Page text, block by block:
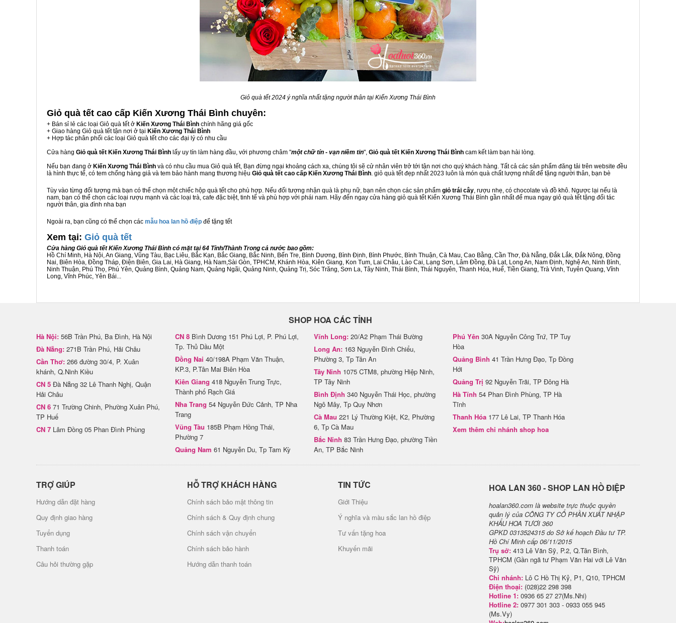
Giỏ quà tết 2024 ý nghĩa nhất tặng người thân tại Kiến Xương Thái Bình
Giỏ quà tết cao cấp Kiến Xương Thái Bình chuyên:
+ Bán sỉ lẻ các loại Giỏ quà tết ở Kiến Xương Thái Bình chính hãng giá gốc
+ Giao hàng Giỏ quà tết tận nơi ở tại Kiến Xương Thái Bình
+ Hợp tác phân phối các loại Giỏ quà tết cho các đại lý có nhu cầu
Cửa hàng Giỏ quà tết Kiến Xương Thái Bình lấy uy tín làm hàng đầu, với phương châm "một chữ tín - vạn niềm tin", Giỏ quà tết Kiến Xương Thái Bình cam kết làm bạn hài lòng.
Nếu bạn đang ở Kiến Xương Thái Bình và có nhu cầu mua Giỏ quà tết, Bạn đừng ngại khoảng cách xa, chúng tôi sẽ cử nhân viên trở tới tận nơi cho quý khách hàng. Tất cả các sản phẩm đăng tải trên website đều
là hình thực tế, có tem chống hàng giả và tem bảo hành mang thương hiệu Giỏ quà tết cao cấp Kiến Xương Thái Bình. giỏ quà tết đẹp nhất 2023 luôn là món quà chất lượng nhất để tặng người thân, bạn bè
Tùy vào từng đối tượng mà bạn có thể chọn một chiếc hộp quà tết cho phù hợp. Nếu đối tượng nhận quà là phụ nữ, bạn nên chọn các sản phẩm giỏ trái cây, rượu nhẹ, có chocolate và đồ khô. Ngược lại nếu là
nam, bạn có thể chọn các loại rượu mạnh và các loại trà, cafe đặc biệt, tinh tế và phù hợp với phái nam. Hãy đến ngay cửa hàng giỏ quà tết Kiến Xương Thái Bình gần nhất để mua ngay giỏ quà tết tặng đối tác
người thân, gia đình nha bạn
Ngoài ra, bạn cũng có thể chọn các mẫu hoa lan hồ điệp để tặng tết
Xem tại: Giỏ quà tết
Cửa hàng Giỏ quà tết Kiến Xương Thái Bình có mặt tại 64 Tỉnh/Thành Trong cả nước bao gồm:
Hồ Chí Minh, Hà Nội, An Giang, Vũng Tàu, Bạc Liêu, Bắc Kạn, Bắc Giang, Bắc Ninh, Bến Tre, Bình Dương, Bình Định, Bình Phước, Bình Thuận, Cà Mau, Cao Bằng, Cần Thơ, Đà Nẵng, Đắk Lắk, Đắk Nông, Đồng
Nai, Biên Hòa, Đồng Tháp, Điện Biên, Gia Lai, Hà Giang, Hà Nam,Sài Gòn, TPHCM, Khánh Hòa, Kiên Giang, Kon Tum, Lai Châu, Lào Cai, Lạng Sơn, Lâm Đồng, Đà Lạt, Long An, Nam Định, Nghệ An, Ninh Bình,
Ninh Thuận, Phú Thọ, Phú Yên, Quảng Bình, Quảng Nam, Quảng Ngãi, Quảng Ninh, Quảng Trị, Sóc Trăng, Sơn La, Tây Ninh, Thái Bình, Thái Nguyên, Thanh Hóa, Huế, Tiền Giang, Trà Vinh, Tuyên Quang, Vĩnh
Long, Vĩnh Phúc, Yên Bái...
SHOP HOA CÁC TỈNH
Hà Nội: 56B Trần Phú, Ba Đình, Hà Nội
Đà Nẵng: 271B Trần Phú, Hải Châu
Cần Thơ: 266 đường 30/4, P. Xuân
khánh, Q.Ninh Kiều
CN 5 Đà Nẵng 32 Lê Thanh Nghị, Quận
Hải Châu
CN 6 71 Trường Chinh, Phường Xuân Phú,
TP Huế
CN 7 Lâm Đồng 05 Phan Đình Phùng
CN 8 Bình Dương 151 Phú Lợi, P. Phú Lợi,
Tp. Thủ Dầu Một
Đồng Nai 40/198A Phạm Văn Thuận,
KP.3, P.Tân Mai Biên Hòa
Kiên Giang 418 Nguyễn Trung Trực,
Thành phố Rạch Giá
Nha Trang 54 Nguyễn Đức Cảnh, TP Nha
Trang
Vũng Tàu 185B Phạm Hồng Thái,
Phường 7
Quảng Nam 61 Nguyễn Du, Tp Tam Kỳ
Vĩnh Long: 20/A2 Phạm Thái Bường
Long An: 163 Nguyễn Đình Chiểu,
Phường 3, Tp Tân An
Tây Ninh 1075 CTM8, phường Hiệp Ninh,
TP Tây Ninh
Bình Định 340 Nguyễn Thái Học, phường
Ngô Mây, Tp Quy Nhơn
Cà Mau 221 Lý Thường Kiệt, K2, Phường
6, Tp Cà Mau
Bắc Ninh 83 Trần Hưng Đạo, phường Tiền
An, TP Bắc Ninh
Phú Yên 30A Nguyễn Công Trứ, TP Tuy
Hòa
Quảng Bình 41 Trần Hưng Đạo, Tp Đồng
Hới
Quảng Trị 92 Nguyễn Trãi, TP Đông Hà
Hà Tĩnh 54 Phan Đình Phùng, TP Hà
Tĩnh
Thanh Hóa 177 Lê Lai, TP Thanh Hóa
Xem thêm chi nhánh shop hoa
TRỢ GIÚP
Hướng dẫn đặt hàng
Quy định giao hàng
Tuyển dụng
Thanh toán
Câu hỏi thường gặp
HỖ TRỢ KHÁCH HÀNG
Chính sách bảo mật thông tin
Chính sách & Quy định chung
Chính sách vận chuyển
Chính sách bảo hành
Hướng dẫn thanh toán
TIN TỨC
Giới Thiệu
Ý nghĩa và màu sắc lan hồ điệp
Tư vấn tặng hoa
Khuyến mãi
H​OA LAN 360 - SHOP LAN HỒ ĐIỆP
hoalan360.com là website trực thuộc quyền
quản lý của CÔNG TY CỔ PHẦN XUẤT NHẬP
KHẨU HOA TƯƠI 360
GPKD 0313524315 do Sở kế hoạch Đầu tư TP.
Hồ Chí Minh cấp 06/11/2015
Trụ sở: 413 Lê Văn Sỹ, P.2, Q.Tân Bình,
TPHCM (Gần ngã tư Phạm Văn Hai với Lê Văn
Sỹ)
Chi nhánh: Lô C Hồ Thị Kỷ, P1, Q10, TPHCM
Điện thoại: (028)22 298 398
Hotline 1: 0936 65 27 27(Ms.Nhi)
Hotline 2: 0977 301 303 - 0933 055 945
(Ms.Vy)